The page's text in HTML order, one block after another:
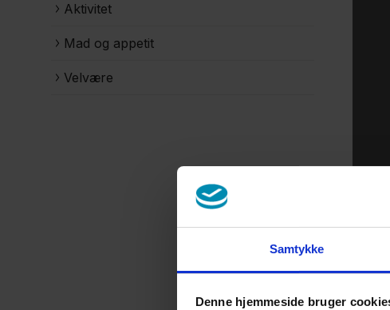
Samtykke
Denne hjemmeside bruger
Aktivitet
Mad og appetit
Velvære